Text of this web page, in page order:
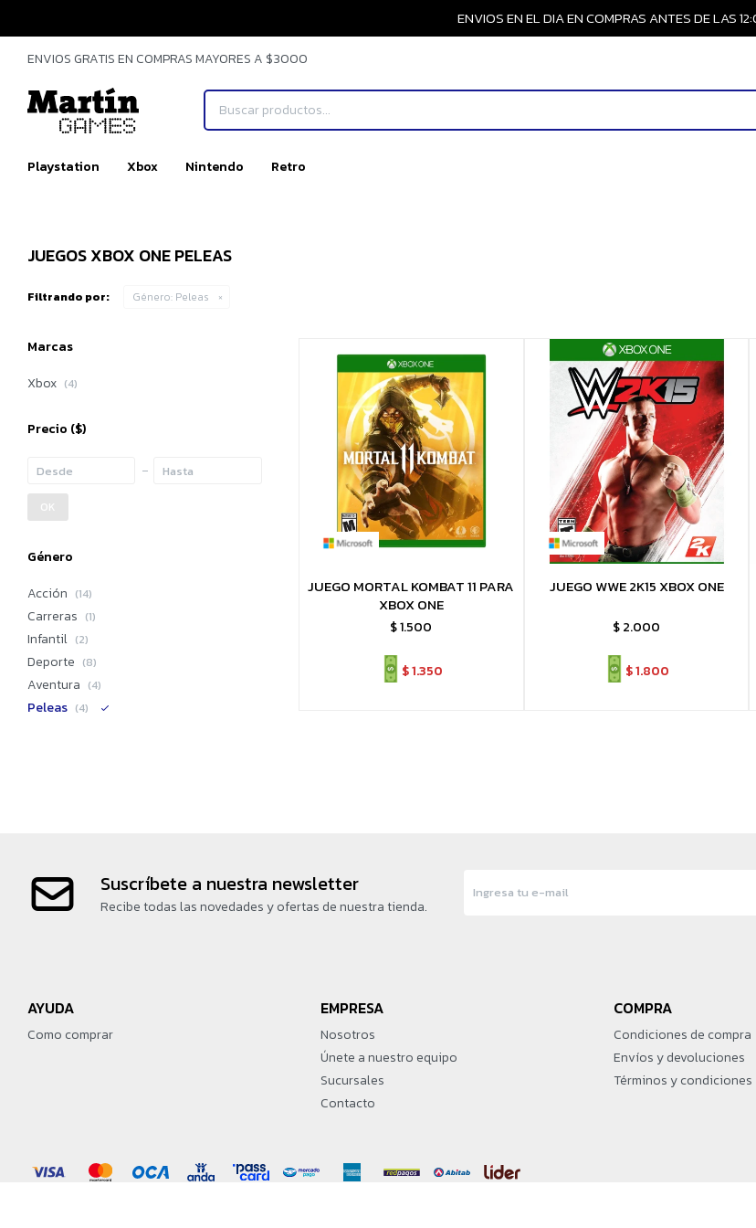
ENVIOS EN EL DIA EN COMPRAS ANTES DE LAS
Playstation Xbox Nintendo Retro
ENVIOS GRATIS EN COMPRAS MAYORES A $3000
JUEGOS XBOX ONE PELEAS
Filtrando por: Género: Peleas
JUEGO MORTAL KOMBAT 11 PARA
XBOX ONE
$1.500
$1.350
JUEGO WWE 2K15 XBOX ONE
$2.000
$1.800
Marcas
Xbox (4)
Precio ($)
OK
Género
Acción (14)
Carreras (1)
Infantil (2)
Deporte (8)
Aventura (4)
Peleas (4)
Suscríbete a nuestra newsletter
Recibe todas las novedades y ofertas de nuestra tienda.
AYUDA
Como comprar
EMPRESA
Nosotros
Únete a nuestro equipo
Sucursales
Contacto
COMPRA
Condiciones de compra
Envíos y devoluciones
Términos y condiciones